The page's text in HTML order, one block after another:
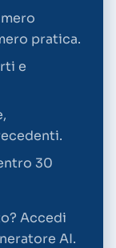
pratica.
e
30
Accedi
AI.